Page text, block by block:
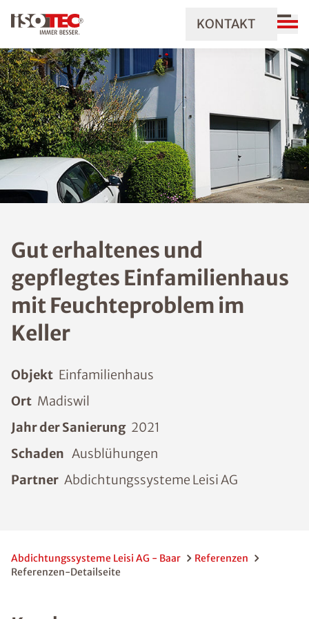
KONTAKT
Gut erhaltenes und
gepflegtes Einfamilienhaus
mit Feuchteproblem im
Keller
Objekt Einfamilienhaus
Ort Madiswil
Jahr der Sanierung 2021
Schaden Ausblühungen
Partner Abdichtungssysteme Leisi AG
Abdichtungssysteme Leisi AG - Baar
Referenzen
Referenzen-Detailseite